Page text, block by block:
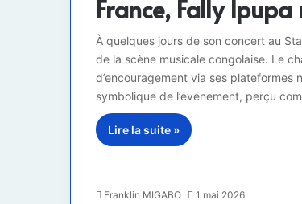
France, Fally
À quelques jours de son concert au
de la scène musicale congolaise. Le
d’encouragement via ses plateformes
symbolique de l’événement, perçu
Lire la suite »
Franklin MIGABO 1 mai 2026